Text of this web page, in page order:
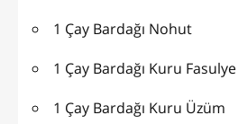
1 Çay Bardağı Nohut
1 Çay Bardağı Kuru Fasulye
1 Çay Bardağı Kuru Üzüm